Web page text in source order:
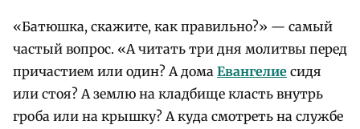
«Батюшка, скажите, как правильно?» — самый
частый вопрос. «А читать три дня молитвы перед
причастием или один? А дома Евангелие сидя
или стоя? А землю на кладбище класть внутрь
гроба или на крышку? А куда смотреть на службе